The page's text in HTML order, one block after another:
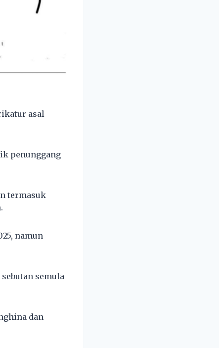
asal
penunggang
termasuk
namun
semula
dan